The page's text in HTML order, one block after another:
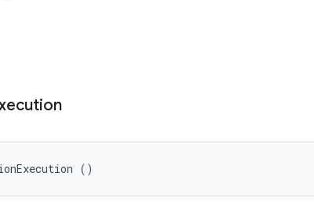
()